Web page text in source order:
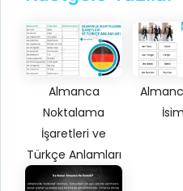
Almanca
Noktalama
İşaretleri ve
Türkçe Anlamları